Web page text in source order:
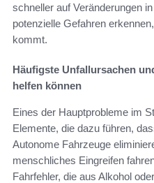
schneller auf Veränderungen
potenzielle Gefahren
kommt.
Häufigste Unfallursachen
helfen können
Eines der Hauptprobleme im
Elemente, die dazu führen,
Autonome Fahrzeuge
menschliches Eingreifen
Fahrfehler, die aus Alkohol